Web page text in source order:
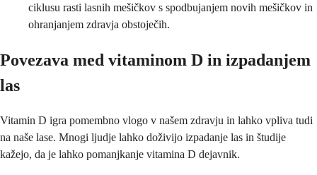
ciklusu rasti lasnih mešičkov s spodbujanjem novih mešičkov in
ohranjanjem zdravja obstoječih.
Povezava med vitaminom D in izpadanjem
las
Vitamin D igra pomembno vlogo v našem zdravju in lahko vpliva tudi
na naše lase. Mnogi ljudje lahko doživijo izpadanje las in študije
kažejo, da je lahko pomanjkanje vitamina D dejavnik.